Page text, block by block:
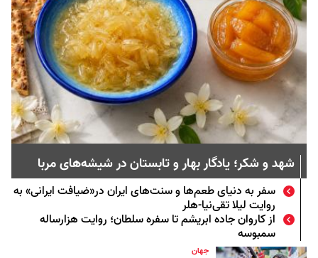
شهد و شکر؛ یادگار بهار و تابستان در شیشه‌های مربا
سفر به دنیای طعم‌ها و سنت‌های ایران در«ضیافت ایرانی» به
روایت لیلا تقی‌نیا-هلر
از کاروان‌ جاده ابریشم تا سفره سلطان؛ روایت هزارساله
سمبوسه
جهان